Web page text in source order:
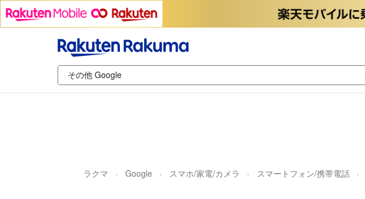
ラクマ Google スマホ/家電/カメラ スマートフォン/携帯電話